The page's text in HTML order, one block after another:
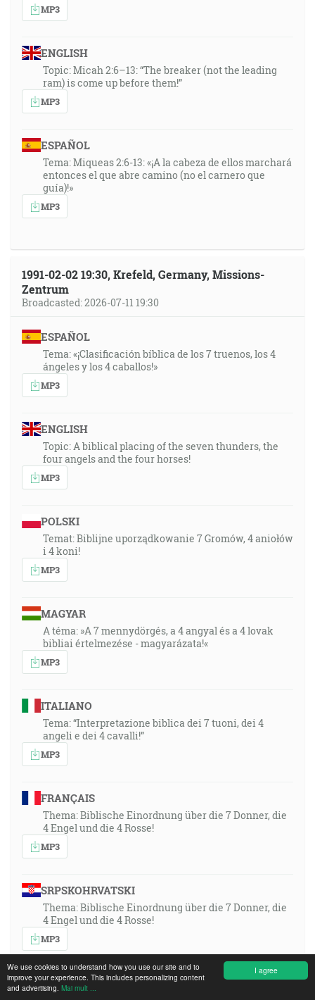
I agree
We use cookies to understand how you use our site and to
improve your experience. This includes personalizing content
and advertising. Mai mult ...
MP3
ENGLISH
Topic: Micah 2:6–13: “The breaker (not the leading
ram) is come up before them!”
MP3
ESPAÑOL
Tema: Miqueas 2:6-13: «¡A la cabeza de ellos marchará
entonces el que abre camino (no el carnero que
guía)!»
MP3
1991-02-02 19:30, Krefeld, Germany, Missions-
Zentrum
Broadcasted: 2026-07-11 19:30
ESPAÑOL
Tema: «¡Clasificación bíblica de los 7 truenos, los 4
ángeles y los 4 caballos!»
MP3
ENGLISH
Topic: A biblical placing of the seven thunders, the
four angels and the four horses!
MP3
POLSKI
Temat: Biblijne uporządkowanie 7 Gromów, 4 aniołów
i 4 koni!
MP3
MAGYAR
A téma: »A 7 mennydörgés, a 4 angyal és a 4 lovak
bibliai értelmezése - magyarázata!«
MP3
ITALIANO
Tema: “Interpretazione biblica dei 7 tuoni, dei 4
angeli e dei 4 cavalli!”
MP3
FRANÇAIS
Thema: Biblische Einordnung über die 7 Donner, die
4 Engel und die 4 Rosse!
MP3
SRPSKOHRVATSKI
Thema: Biblische Einordnung über die 7 Donner, die
4 Engel und die 4 Rosse!
MP3
РУССКИЙ ЯЗЫК